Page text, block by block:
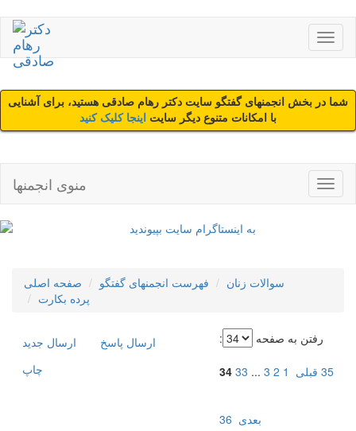
شما در بخش انجمنهای گفتگو سایت دکتر رهام صادقی هستید، برای آشنایی
با امکانات متنوع دیگر سایت اینجا کلیک کنید
منوی انجمنها
صفحه اصلی فهرست انجمنهای گفتگو
سوالات زنان
پرده بکارت
ارسال جديد
ارسال پاسخ
چاپ
رفتن به صفحه :
قبلی 1
2
3
...
33
34 35
36 بعدی